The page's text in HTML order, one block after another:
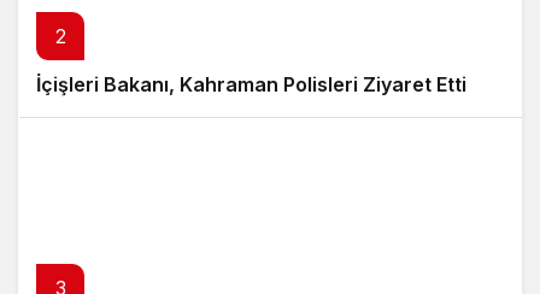
2
İçişleri Bakanı, Kahraman Polisleri Ziyaret Etti
3